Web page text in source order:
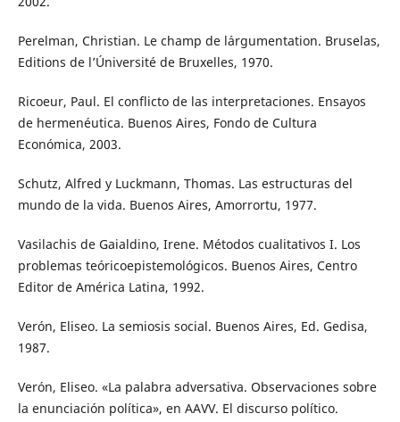
Perelman, Christian. Le champ de l´argumentation. Bruselas,
Editions de l’Úniversité de Bruxelles, 1970.
Ricoeur, Paul. El conflicto de las interpretaciones. Ensayos
de hermenéutica. Buenos Aires, Fondo de Cultura
Económica, 2003.
Schutz, Alfred y Luckmann, Thomas. Las estructuras del
mundo de la vida. Buenos Aires, Amorrortu, 1977.
Vasilachis de Gaialdino, Irene. Métodos cualitativos I. Los
problemas teóricoepistemológicos. Buenos Aires, Centro
Editor de América Latina, 1992.
Verón, Eliseo. La semiosis social. Buenos Aires, Ed. Gedisa,
1987.
Verón, Eliseo. «La palabra adversativa. Observaciones sobre
la enunciación política», en AAVV. El discurso político.